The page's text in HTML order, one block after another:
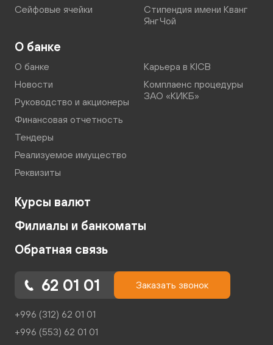
Сейфовые ячейки
Стипендия имени Кванг
Янг Чой
О банке
О банке
Новости
Руководство и акционеры
Финансовая отчетность
Тендеры
Реализуемое имущество
Реквизиты
Карьера в KICB
Комплаенс процедуры
ЗАО «КИКБ»
Курсы валют
Филиалы и банкоматы
Обратная связь
62 01 01 Заказать звонок
+996 (312) 62 01 01
+996 (553) 62 01 01